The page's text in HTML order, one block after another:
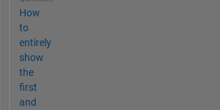
How
to
entirely
show
the
first
and